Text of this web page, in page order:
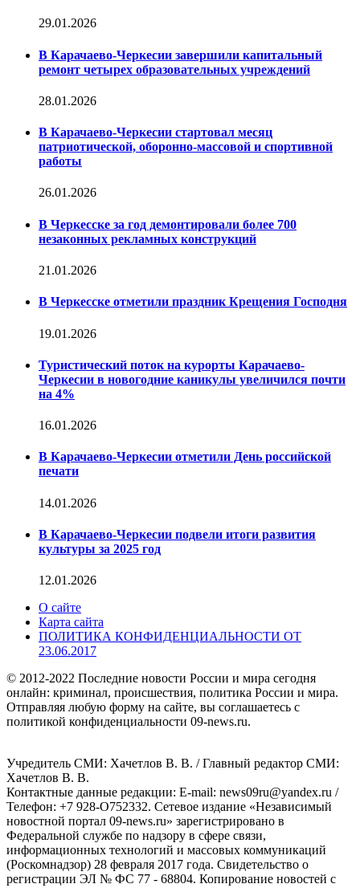
29.01.2026
В Карачаево-Черкесии завершили капитальный
ремонт четырех образовательных учреждений
28.01.2026
В Карачаево-Черкесии стартовал месяц
патриотической, оборонно-массовой и спортивной
работы
26.01.2026
В Черкесске за год демонтировали более 700
незаконных рекламных конструкций
21.01.2026
В Черкесске отметили праздник Крещения Господня
19.01.2026
Туристический поток на курорты Карачаево-
Черкесии в новогодние каникулы увеличился почти
на 4%
16.01.2026
В Карачаево-Черкесии отметили День российской
печати
14.01.2026
В Карачаево-Черкесии подвели итоги развития
культуры за 2025 год
12.01.2026
О сайте
Карта сайта
ПОЛИТИКА КОНФИДЕНЦИАЛЬНОСТИ ОТ
23.06.2017
© 2012-2022 Последние новости России и мира сегодня
онлайн: криминал, происшествия, политика России и мира.
Отправляя любую форму на сайте, вы соглашаетесь с
политикой конфиденциальности 09-news.ru.
Учредитель СМИ: Хaчeтлoв B. B. / Главный редактор СМИ:
Хaчeтлoв B. B.
Контактные данные редакции: E-mail: news09ru@yandex.ru /
Телефон: +7 928-O752332. Сетевое издание «Независимый
новостной портал 09-news.ru» зарегистрировано в
Федеральной службе по надзору в сфере связи,
информационных технологий и массовых коммуникаций
(Роскомнадзор) 28 февраля 2017 года. Свидетельство о
регистрации ЭЛ № ФС 77 - 68804. Копирование новостей с